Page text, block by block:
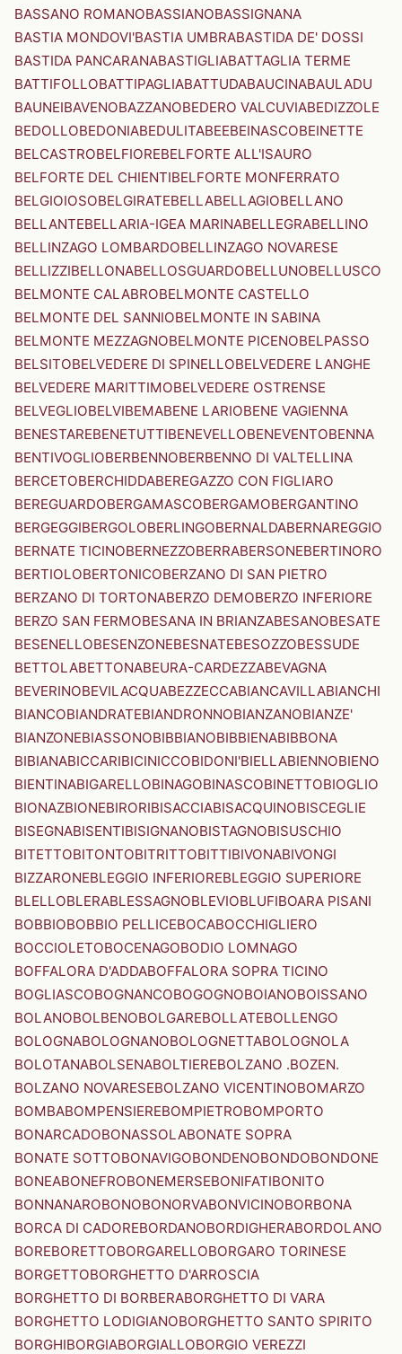
BASSANO ROMANOBASSIANOBASSIGNANA
BASTIA MONDOVI'BASTIA UMBRABASTIDA DE' DOSSI
BASTIDA PANCARANABASTIGLIABATTAGLIA TERME
BATTIFOLLOBATTIPAGLIABATTUDABAUCINABAULADU
BAUNEIBAVENOBAZZANOBEDERO VALCUVIABEDIZZOLE
BEDOLLOBEDONIABEDULITABEEBEINASCOBEINETTE
BELCASTROBELFIOREBELFORTE ALL'ISAURO
BELFORTE DEL CHIENTIBELFORTE MONFERRATO
BELGIOIOSOBELGIRATEBELLABELLAGIOBELLANO
BELLANTEBELLARIA-IGEA MARINABELLEGRABELLINO
BELLINZAGO LOMBARDOBELLINZAGO NOVARESE
BELLIZZIBELLONABELLOSGUARDOBELLUNOBELLUSCO
BELMONTE CALABROBELMONTE CASTELLO
BELMONTE DEL SANNIOBELMONTE IN SABINA
BELMONTE MEZZAGNOBELMONTE PICENOBELPASSO
BELSITOBELVEDERE DI SPINELLOBELVEDERE LANGHE
BELVEDERE MARITTIMOBELVEDERE OSTRENSE
BELVEGLIOBELVIBEMABENE LARIOBENE VAGIENNA
BENESTAREBENETUTTIBENEVELLOBENEVENTOBENNA
BENTIVOGLIOBERBENNOBERBENNO DI VALTELLINA
BERCETOBERCHIDDABEREGAZZO CON FIGLIARO
BEREGUARDOBERGAMASCOBERGAMOBERGANTINO
BERGEGGIBERGOLOBERLINGOBERNALDABERNAREGGIO
BERNATE TICINOBERNEZZOBERRABERSONEBERTINORO
BERTIOLOBERTONICOBERZANO DI SAN PIETRO
BERZANO DI TORTONABERZO DEMOBERZO INFERIORE
BERZO SAN FERMOBESANA IN BRIANZABESANOBESATE
BESENELLOBESENZONEBESNATEBESOZZOBESSUDE
BETTOLABETTONABEURA-CARDEZZABEVAGNA
BEVERINOBEVILACQUABEZZECCABIANCAVILLABIANCHI
BIANCOBIANDRATEBIANDRONNOBIANZANOBIANZE'
BIANZONEBIASSONOBIBBIANOBIBBIENABIBBONA
BIBIANABICCARIBICINICCOBIDONI'BIELLABIENNOBIENO
BIENTINABIGARELLOBINAGOBINASCOBINETTOBIOGLIO
BIONAZBIONEBIRORIBISACCIABISACQUINOBISCEGLIE
BISEGNABISENTIBISIGNANOBISTAGNOBISUSCHIO
BITETTOBITONTOBITRITTOBITTIBIVONABIVONGI
BIZZARONEBLEGGIO INFERIOREBLEGGIO SUPERIORE
BLELLOBLERABLESSAGNOBLEVIOBLUFIBOARA PISANI
BOBBIOBOBBIO PELLICEBOCABOCCHIGLIERO
BOCCIOLETOBOCENAGOBODIO LOMNAGO
BOFFALORA D'ADDABOFFALORA SOPRA TICINO
BOGLIASCOBOGNANCOBOGOGNOBOIANOBOISSANO
BOLANOBOLBENOBOLGAREBOLLATEBOLLENGO
BOLOGNABOLOGNANOBOLOGNETTABOLOGNOLA
BOLOTANABOLSENABOLTIEREBOLZANO .BOZEN.
BOLZANO NOVARESEBOLZANO VICENTINOBOMARZO
BOMBABOMPENSIEREBOMPIETROBOMPORTO
BONARCADOBONASSOLABONATE SOPRA
BONATE SOTTOBONAVIGOBONDENOBONDOBONDONE
BONEABONEFROBONEMERSEBONIFATIBONITO
BONNANAROBONOBONORVABONVICINOBORBONA
BORCA DI CADOREBORDANOBORDIGHERABORDOLANO
BOREBORETTOBORGARELLOBORGARO TORINESE
BORGETTOBORGHETTO D'ARROSCIA
BORGHETTO DI BORBERABORGHETTO DI VARA
BORGHETTO LODIGIANOBORGHETTO SANTO SPIRITO
BORGHIBORGIABORGIALLOBORGIO VEREZZI